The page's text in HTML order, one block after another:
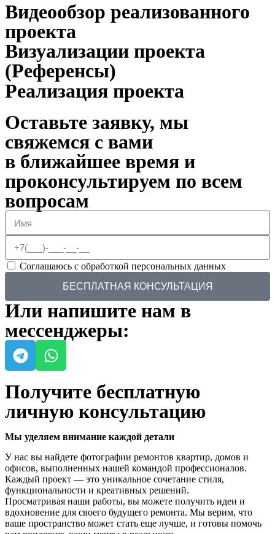
Видеообзор реализованного
проекта
Визуализации проекта
(Референсы)
Реализация проекта
Оставьте заявку, мы
свяжемся с вами
в ближайшее время и
проконсультируем по всем
вопросам
Соглашаюсь с обработкой персональных данных
БЕСПЛАТНАЯ КОНСУЛЬТАЦИЯ
Или напишите нам в
мессенджеры:
Получите бесплатную
личную консультацию
Мы уделяем внимание каждой детали
У нас вы найдете фотографии ремонтов квартир, домов и
офисов, выполненных нашей командой профессионалов.
Каждый проект — это уникальное сочетание стиля,
функциональности и креативных решений.
Просматривая наши работы, вы можете получить идеи и
вдохновение для своего будущего ремонта. Мы верим, что
ваше пространство может стать еще лучше, и готовы помочь